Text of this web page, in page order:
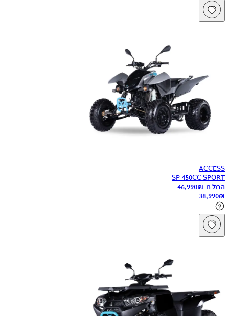
ACCESS
SP 450CC SPORT
החל מ-
46,990₪
38,990₪